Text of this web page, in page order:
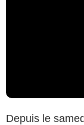
Depuis le